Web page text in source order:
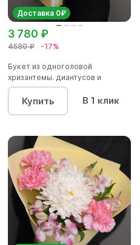
Доставка 0₽
4580 ₽ -17%
3 780 ₽
Букет из одноголовой
хризантемы. диантусов и
альстромер...
Купить В 1 клик